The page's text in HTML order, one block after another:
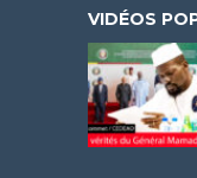
VIDÉOS